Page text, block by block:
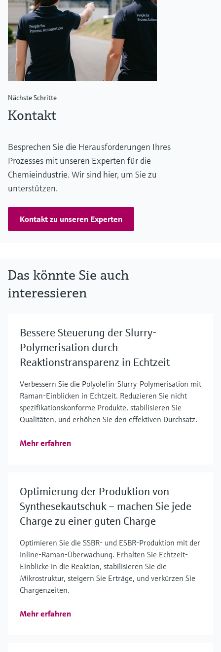
Nächste Schritte
Kontakt
Besprechen Sie die Herausforderungen Ihres
Prozesses mit unseren Experten für die
Chemieindustrie. Wir sind hier, um Sie zu
unterstützen.
Kontakt zu unseren Experten
Das könnte Sie auch
interessieren
Bessere Steuerung der Slurry-
Polymerisation durch
Reaktionstransparenz in Echtzeit
Verbessern Sie die Polyolefin-Slurry-Polymerisation mit
Raman-Einblicken in Echtzeit. Reduzieren Sie nicht
spezifikationskonforme Produkte, stabilisieren Sie
Qualitäten, und erhöhen Sie den effektiven Durchsatz.
Mehr erfahren
Optimierung der Produktion von
Synthesekautschuk – machen Sie jede
Charge zu einer guten Charge
Optimieren Sie die SSBR- und ESBR-Produktion mit der
Inline-Raman-Überwachung. Erhalten Sie Echtzeit-
Einblicke in die Reaktion, stabilisieren Sie die
Mikrostruktur, steigern Sie Erträge, und verkürzen Sie
Chargenzeiten.
Mehr erfahren